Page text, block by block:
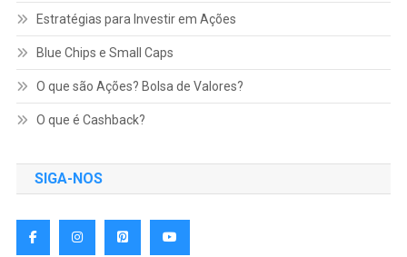
Estratégias para Investir em Ações
Blue Chips e Small Caps
O que são Ações? Bolsa de Valores?
O que é Cashback?
SIGA-NOS